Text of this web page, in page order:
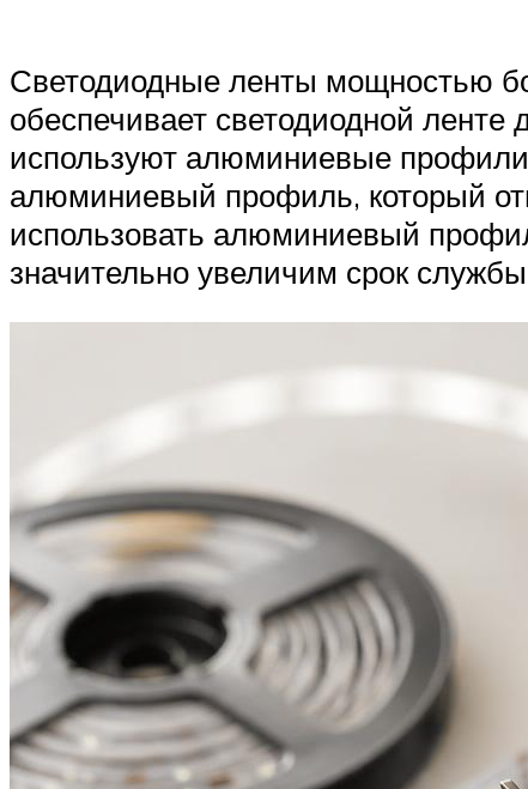
Светодиодные ленты мощностью
обеспечивает светодиодной
используют алюминиевые
алюминиевый профиль, который
использовать алюминиевый
значительно увеличим срок